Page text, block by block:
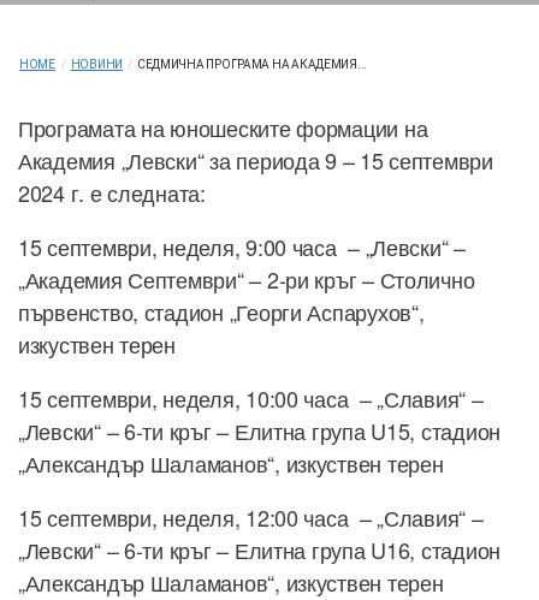
HOME / НОВИНИ / СЕДМИЧНА ПРОГРАМА НА АКАДЕМИЯ...
Програмата на юношеските формации на
Академия „Левски“ за периода 9 – 15 септември
2024 г. е следната:
15 септември, неделя, 9:00 часа – „Левски“ –
„Академия Септември“ – 2-ри кръг – Столично
първенство, стадион „Георги Аспарухов“,
изкуствен терен
15 септември, неделя, 10:00 часа – „Славия“ –
„Левски“ – 6-ти кръг – Елитна група U15, стадион
„Александър Шаламанов“, изкуствен терен
15 септември, неделя, 12:00 часа – „Славия“ –
„Левски“ – 6-ти кръг – Елитна група U16, стадион
„Александър Шаламанов“, изкуствен терен